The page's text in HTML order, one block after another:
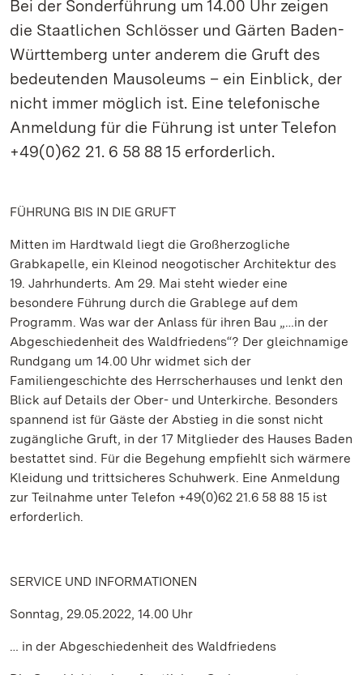
Bei der Sonderführung um 14.00 Uhr zeigen
die Staatlichen Schlösser und Gärten Baden-
Württemberg unter anderem die Gruft des
bedeutenden Mausoleums – ein Einblick, der
nicht immer möglich ist. Eine telefonische
Anmeldung für die Führung ist unter Telefon
+49(0)62 21. 6 58 88 15 erforderlich.
FÜHRUNG BIS IN DIE GRUFT
Mitten im Hardtwald liegt die Großherzogliche
Grabkapelle, ein Kleinod neogotischer Architektur des
19. Jahrhunderts. Am 29. Mai steht wieder eine
besondere Führung durch die Grablege auf dem
Programm. Was war der Anlass für ihren Bau „…in der
Abgeschiedenheit des Waldfriedens“? Der gleichnamige
Rundgang um 14.00 Uhr widmet sich der
Familiengeschichte des Herrscherhauses und lenkt den
Blick auf Details der Ober- und Unterkirche. Besonders
spannend ist für Gäste der Abstieg in die sonst nicht
zugängliche Gruft, in der 17 Mitglieder des Hauses Baden
bestattet sind. Für die Begehung empfiehlt sich wärmere
Kleidung und trittsicheres Schuhwerk. Eine Anmeldung
zur Teilnahme unter Telefon +49(0)62 21.6 58 88 15 ist
erforderlich.
SERVICE UND INFORMATIONEN
Sonntag, 29.05.2022, 14.00 Uhr
… in der Abgeschiedenheit des Waldfriedens